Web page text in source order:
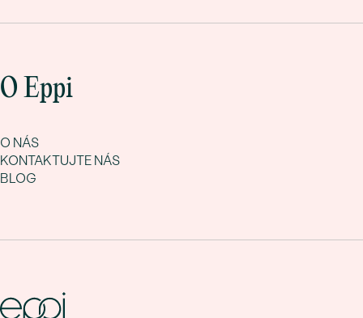
O Eppi
O NÁS
KONTAKTUJTE NÁS
BLOG